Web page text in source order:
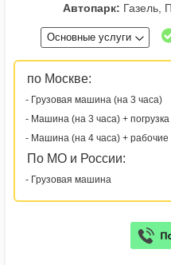
Автопарк: Газель,
Основные услуги
по Москве:
- Грузовая машина (на 3 часа)
- Машина (на 3 часа) + погрузка
- Машина (на 4 часа) + рабочие
По МО и России:
- Грузовая машина